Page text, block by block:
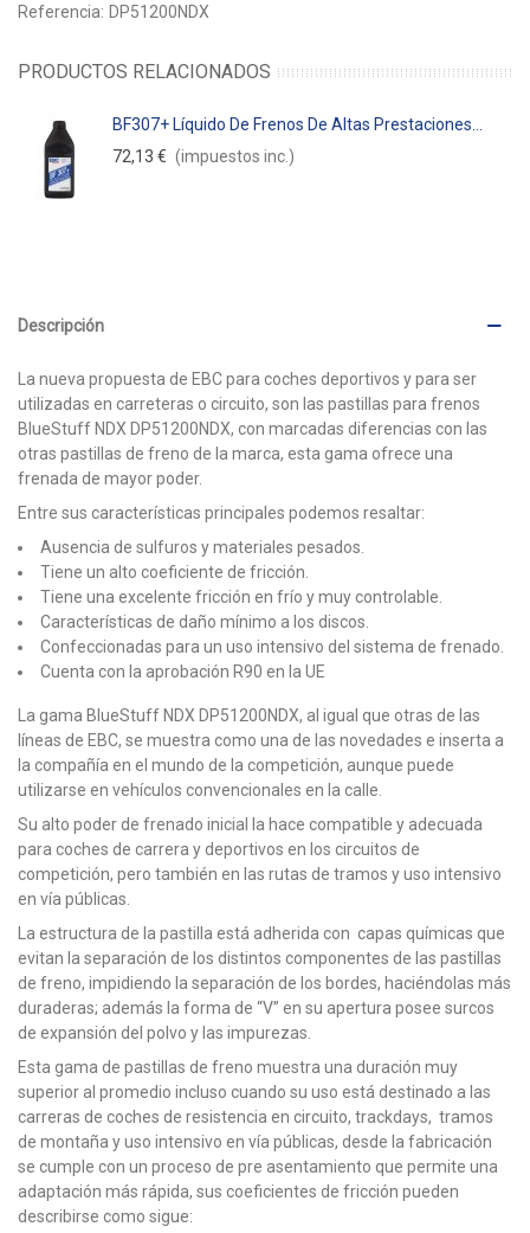
Referencia: DP51200NDX
PRODUCTOS RELACIONADOS
BF307+ Líquido De Frenos De Altas Prestaciones...
72,13 € (impuestos inc.)
Descripción
La nueva propuesta de EBC para coches deportivos y para ser
utilizadas en carreteras o circuito, son las pastillas para frenos
BlueStuff NDX DP51200NDX, con marcadas diferencias con las
otras pastillas de freno de la marca, esta gama ofrece una
frenada de mayor poder.
Entre sus características principales podemos resaltar:
Ausencia de sulfuros y materiales pesados.
Tiene un alto coeficiente de fricción.
Tiene una excelente fricción en frío y muy controlable.
Características de daño mínimo a los discos.
Confeccionadas para un uso intensivo del sistema de frenado.
Cuenta con la aprobación R90 en la UE
La gama BlueStuff NDX DP51200NDX, al igual que otras de las
líneas de EBC, se muestra como una de las novedades e inserta a
la compañía en el mundo de la competición, aunque puede
utilizarse en vehículos convencionales en la calle.
Su alto poder de frenado inicial la hace compatible y adecuada
para coches de carrera y deportivos en los circuitos de
competición, pero también en las rutas de tramos y uso intensivo
en vía públicas.
La estructura de la pastilla está adherida con capas químicas que
evitan la separación de los distintos componentes de las pastillas
de freno, impidiendo la separación de los bordes, haciéndolas más
duraderas; además la forma de “V” en su apertura posee surcos
de expansión del polvo y las impurezas.
Esta gama de pastillas de freno muestra una duración muy
superior al promedio incluso cuando su uso está destinado a las
carreras de coches de resistencia en circuito, trackdays, tramos
de montaña y uso intensivo en vía públicas, desde la fabricación
se cumple con un proceso de pre asentamiento que permite una
adaptación más rápida, sus coeficientes de fricción pueden
describirse como sigue: